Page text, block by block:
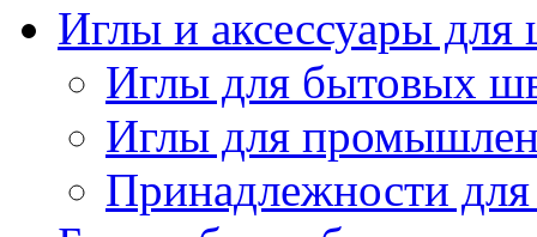
Иглы и аксессуары
Иглы для бытовых
Иглы для
Принадлежности